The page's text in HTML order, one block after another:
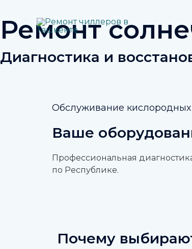
содержимому
Ремонт
Диагностика и
Обслуживание
Ваше
Профессиональная
по Республике.
Почему